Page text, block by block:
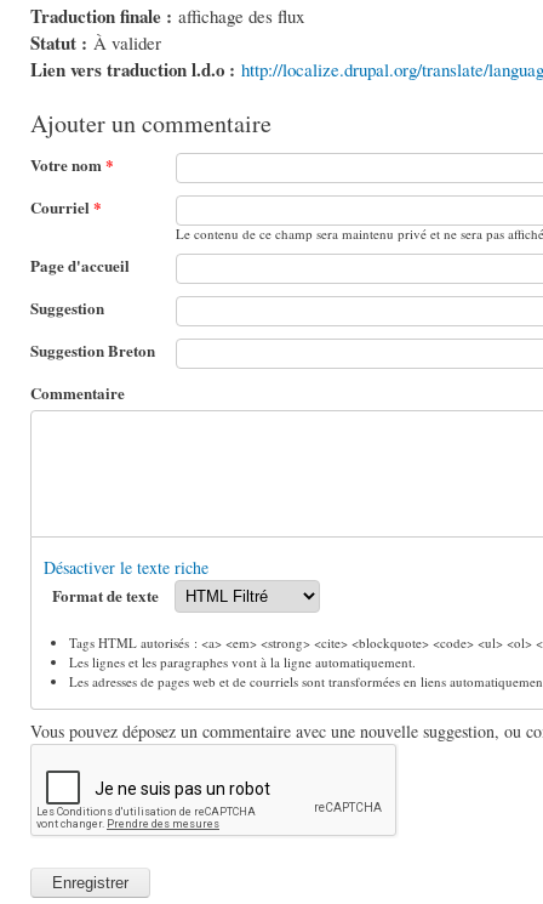
Traduction finale : affichage des flux
Statut : À valider
Lien vers traduction l.d.o : http://localize.drupal.org/translate/
Ajouter un commentaire
Votre nom*
Courriel *
Le contenu de ce champ sera maintenu privé et ne sera pas
Page d'accueil
Suggestion
Suggestion Breton
Commentaire
Désactiver le texte riche
Format de texte
Tags HTML autorisés : <a> <em> <strong> <cite> <blockquote> <code> <ul>
Les lignes et les paragraphes vont à la ligne automatiquement.
Les adresses de pages web et de courriels sont transformées en liens
Vous pouvez déposez un commentaire avec une nouvelle suggestion, ou